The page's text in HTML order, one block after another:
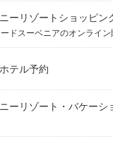
ーリゾートショッピン
ードスーベニアのオンライン
テル予約
ーリゾート・バケーシ